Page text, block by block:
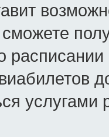
услугами